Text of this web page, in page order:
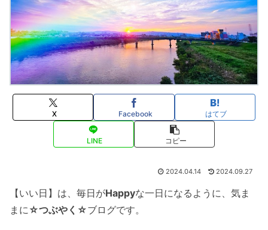
X Facebook はてブ
LINE コピー
2024.04.14 2024.09.27
【いい日】は、毎日がHappyな一日になるように、気ま
まに☆つぶやく☆ブログです。